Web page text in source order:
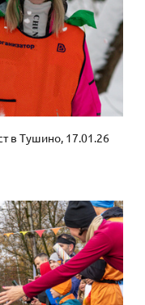
в Тушино, 17.01.26